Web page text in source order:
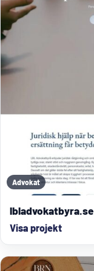
Advokat
lbladvokatbyra.se
Visa projekt